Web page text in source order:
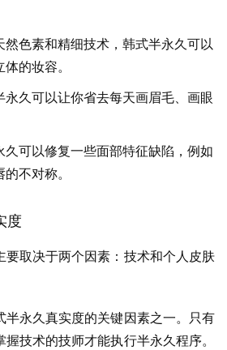
然色素和精细技术，韩式半永久可以
的妆容。
永久可以让你省去每天画眉毛、画眼
久可以修复一些面部特征缺陷，例如
不对称。
度
要取决于两个因素：技术和个人皮肤
半永久真实度的关键因素之一。只有
技术的技师才能执行半永久程序。